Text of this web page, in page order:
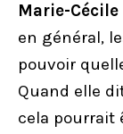
Marie-Cécile
en général,
pouvoir
Quand elle
cela pourrait